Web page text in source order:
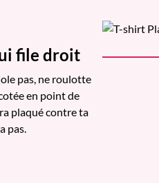
file droit
pas, ne roulotte
en point de
plaqué contre ta
pas.